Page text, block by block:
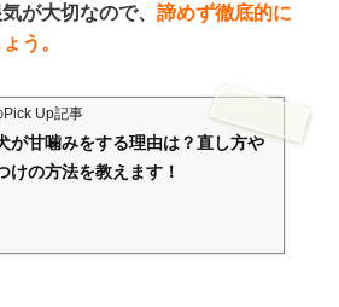
が大切なので、 諦めず徹底的に
う。
Pick Up記事
が甘噛みをする理由は？直し方や
けの方法を教えます！